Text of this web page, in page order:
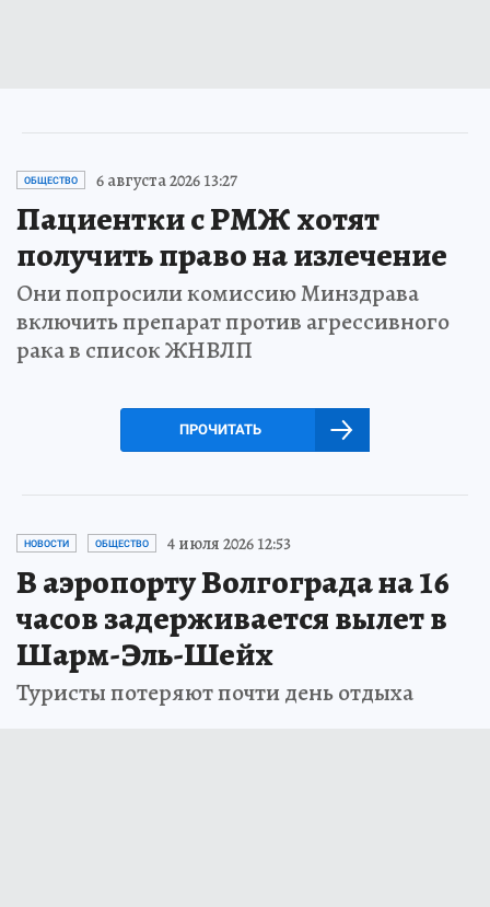
ОБЩЕСТВО 6 августа 2026 13:27
Пациентки с РМЖ хотят
получить право на излечение
Они попросили комиссию Минздрава
включить препарат против агрессивного
рака в список ЖНВЛП
ПРОЧИТАТЬ
НОВОСТИ ОБЩЕСТВО 4 июля 2026 12:53
В аэропорту Волгограда на 16
часов задерживается вылет в
Шарм-Эль-Шейх
Туристы потеряют почти день отдыха